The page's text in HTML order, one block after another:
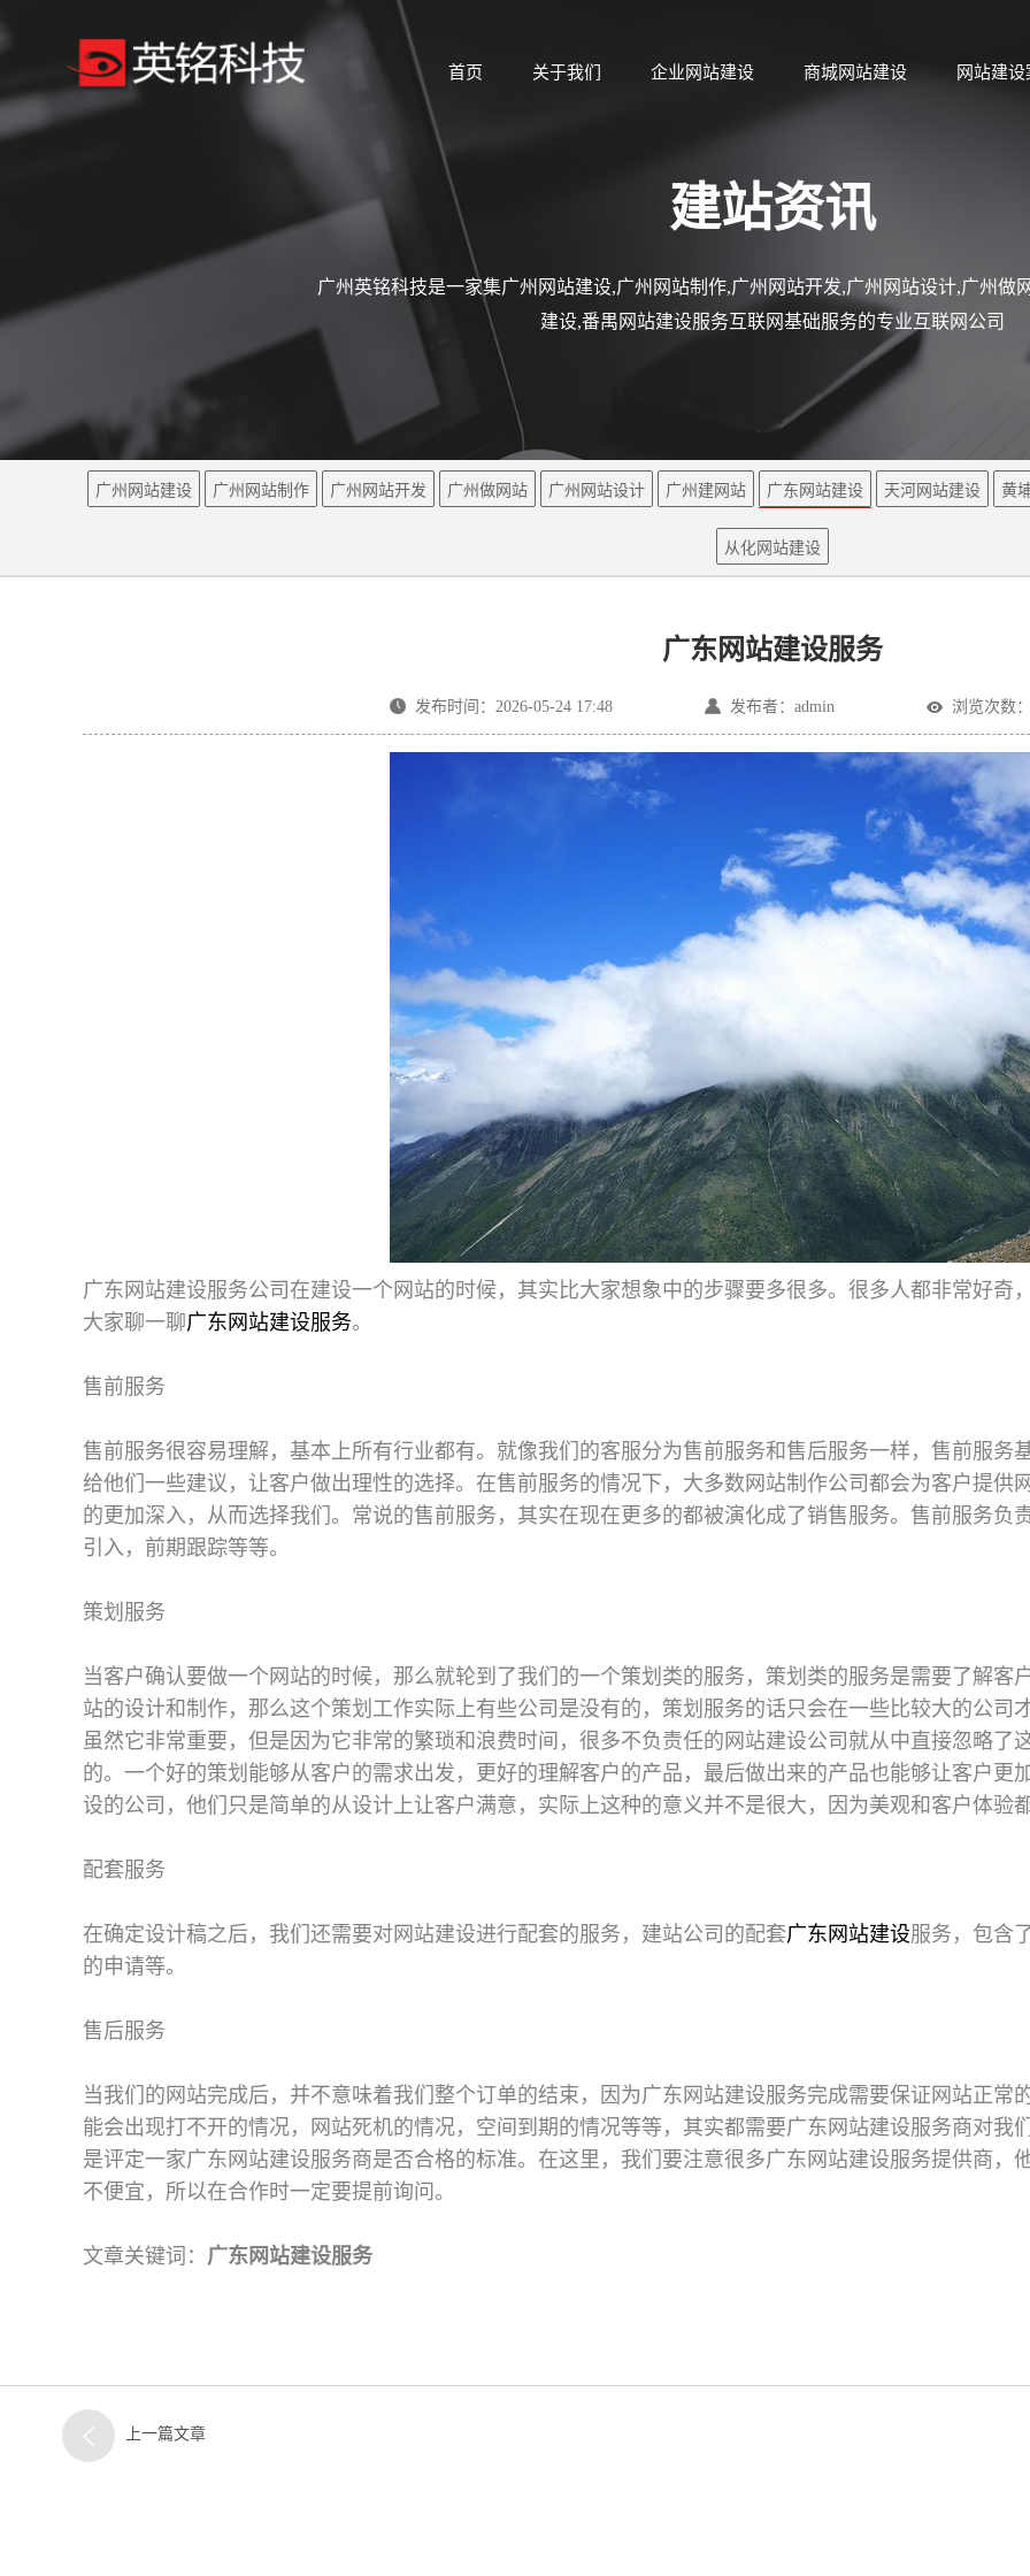
首页 关于我们 企业网站建设 商城网站建设 网站建设
建站资讯
广州英铭科技是一家集广州网站建设,广州网站制作,广州网站开发,广州网站设计,广州做
建设,番禺网站建设服务互联网基础服务的专业互联网公司
广州网站建设 广州网站制作 广州网站开发 广州做网站 广州网站设计 广州建网站 广东网站建设 天河网站建设 黄
从化网站建设
广东网站建设服务
发布时间：2026-05-24 17:48 发布者：admin 浏览次数
广东网站建设服务公司在建设一个网站的时候，其实比大家想象中的步骤要多很多。很多人都非常好奇
大家聊一聊广东网站建设服务。
售前服务
售前服务很容易理解，基本上所有行业都有。就像我们的客服分为售前服务和售后服务一样，售前服务
给他们一些建议，让客户做出理性的选择。在售前服务的情况下，大多数网站制作公司都会为客户提供
的更加深入，从而选择我们。常说的售前服务，其实在现在更多的都被演化成了销售服务。售前服务负
引入，前期跟踪等等。
策划服务
当客户确认要做一个网站的时候，那么就轮到了我们的一个策划类的服务，策划类的服务是需要了解客
站的设计和制作，那么这个策划工作实际上有些公司是没有的，策划服务的话只会在一些比较大的公司
虽然它非常重要，但是因为它非常的繁琐和浪费时间，很多不负责任的网站建设公司就从中直接忽略了
的。一个好的策划能够从客户的需求出发，更好的理解客户的产品，最后做出来的产品也能够让客户更
设的公司，他们只是简单的从设计上让客户满意，实际上这种的意义并不是很大，因为美观和客户体验
配套服务
在确定设计稿之后，我们还需要对网站建设进行配套的服务，建站公司的配套广东网站建设服务，包含
的申请等。
售后服务
当我们的网站完成后，并不意味着我们整个订单的结束，因为广东网站建设服务完成需要保证网站正常
能会出现打不开的情况，网站死机的情况，空间到期的情况等等，其实都需要广东网站建设服务商对我
是评定一家广东网站建设服务商是否合格的标准。在这里，我们要注意很多广东网站建设服务提供商，
不便宜，所以在合作时一定要提前询问。
文章关键词： 广东网站建设服务
上一篇文章